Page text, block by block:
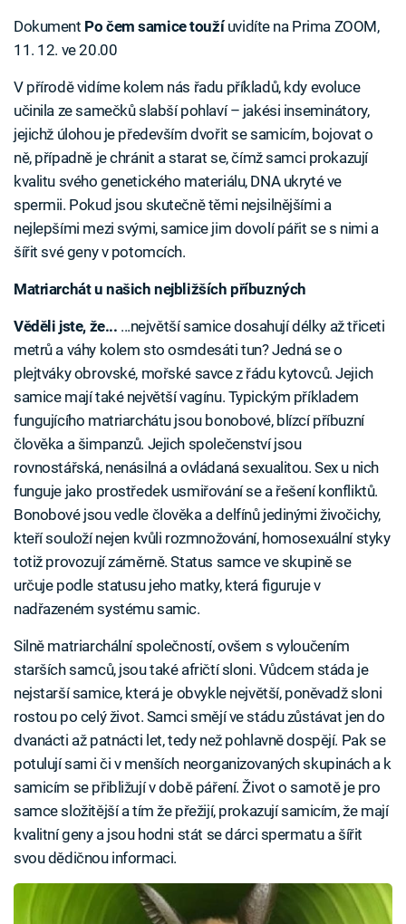
Dokument Po čem samice toužíuvidíte na Prima ZOOM,
11. 12. ve 20.00
V přírodě vidíme kolem nás řadu příkladů, kdy evoluce
učinila ze samečků slabší pohlaví – jakési inseminátory,
jejichž úlohou je především dvořit se samicím, bojovat o
ně, případně je chránit a starat se, čímž samci prokazují
kvalitu svého genetického materiálu, DNA ukryté ve
spermii. Pokud jsou skutečně těmi nejsilnějšími a
nejlepšími mezi svými, samice jim dovolí pářit se s nimi a
šířit své geny v potomcích.
Matriarchát u našich nejbližších příbuzných
Věděli jste, že... ...největší samice dosahují délky až třiceti
metrů a váhy kolem sto osmdesáti tun? Jedná se o
plejtváky obrovské, mořské savce z řádu kytovců. Jejich
samice mají také největší vagínu. Typickým příkladem
fungujícího matriarchátu jsou bonobové, blízcí příbuzní
člověka a šimpanzů. Jejich společenství jsou
rovnostářská, nenásilná a ovládaná sexualitou. Sex u nich
funguje jako prostředek usmiřování se a řešení konfliktů.
Bonobové jsou vedle člověka a delfínů jedinými živočichy,
kteří souloží nejen kvůli rozmnožování, homosexuální styky
totiž provozují záměrně. Status samce ve skupině se
určuje podle statusu jeho matky, která figuruje v
nadřazeném systému samic.
Silně matriarchální společností, ovšem s vyloučením
starších samců, jsou také afričtí sloni. Vůdcem stáda je
nejstarší samice, která je obvykle největší, poněvadž sloni
rostou po celý život. Samci smějí ve stádu zůstávat jen do
dvanácti až patnácti let, tedy než pohlavně dospějí. Pak se
potulují sami či v menších neorganizovaných skupinách a k
samicím se přibližují v době páření. Život o samotě je pro
samce složitější a tím že přežijí, prokazují samicím, že mají
kvalitní geny a jsou hodni stát se dárci spermatu a šířit
svou dědičnou informaci.